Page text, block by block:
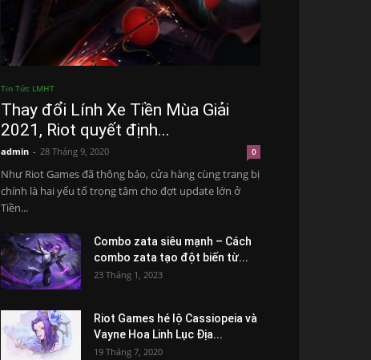
Tin Tức LMHT
Thay đổi Lính Xe Tiền Mùa Giải
2021, Riot quyết định...
admin - 28 Tháng 9, 2020 0
Như Riot Games đã thông báo, cửa hàng cùng trang bị
chính là hai yếu tố trọng tâm cho đợt update lớn ở
Tiền...
Combo zata siêu mạnh – Cách
combo zata tạo đột biến từ...
23 Tháng 1, 2023
Riot Games hé lộ Cassiopeia và
Vayne Hoa Linh Lục Địa...
19 Tháng 7, 2020